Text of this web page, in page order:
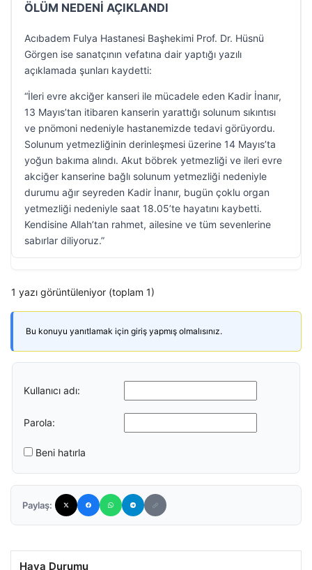
ÖLÜM NEDENİ AÇIKLANDI
Acıbadem Fulya Hastanesi Başhekimi Prof. Dr. Hüsnü
Görgen ise sanatçının vefatına dair yaptığı yazılı
açıklamada şunları kaydetti:
“İleri evre akciğer kanseri ile mücadele eden Kadir İnanır,
13 Mayıs’tan itibaren kanserin yarattığı solunum sıkıntısı
ve pnömoni nedeniyle hastanemizde tedavi görüyordu.
Solunum yetmezliğinin derinleşmesi üzerine 14 Mayıs’ta
yoğun bakıma alındı. Akut böbrek yetmezliği ve ileri evre
akciğer kanserine bağlı solunum yetmezliği nedeniyle
durumu ağır seyreden Kadir İnanır, bugün çoklu organ
yetmezliği nedeniyle saat 18.05’te hayatını kaybetti.
Kendisine Allah’tan rahmet, ailesine ve tüm sevenlerine
sabırlar diliyoruz.”
1 yazı görüntüleniyor (toplam 1)
Bu konuyu yanıtlamak için giriş yapmış olmalısınız.
Kullanıcı adı:
Parola:
Beni hatırla
Paylaş:
Hava Durumu